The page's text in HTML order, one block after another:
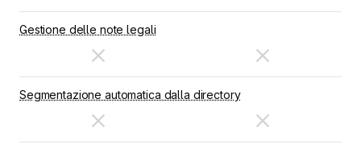
Gestione delle note legali
Segmentazione automatica dalla directory